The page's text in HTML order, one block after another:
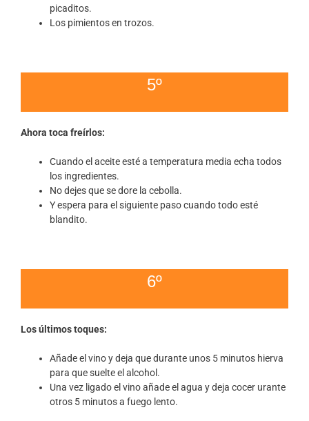
picaditos.
Los pimientos en trozos.
5º
Ahora toca freírlos:
Cuando el aceite esté a temperatura media echa todos
los ingredientes.
No dejes que se dore la cebolla.
Y espera para el siguiente paso cuando todo esté
blandito.
6º
Los últimos toques:
Añade el vino y deja que durante unos 5 minutos hierva
para que suelte el alcohol.
Una vez ligado el vino añade el agua y deja cocer urante
otros 5 minutos a fuego lento.